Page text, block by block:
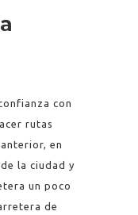
con
rutas
en
la ciudad y
un poco
de